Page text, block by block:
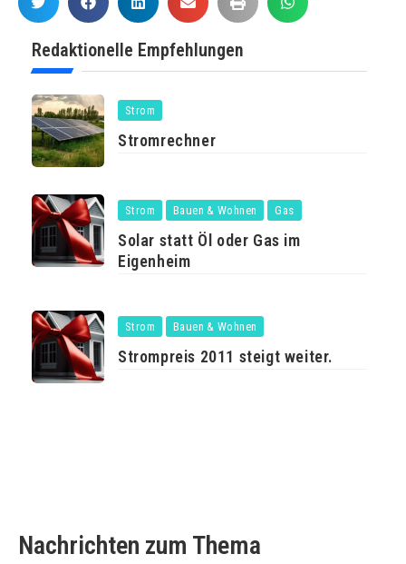
Redaktionelle Empfehlungen
Strom
Stromrechner
Strom Bauen & Wohnen Gas
Solar statt Öl oder Gas im
Eigenheim
Strom Bauen & Wohnen
Strompreis 2011 steigt weiter.
Nachrichten zum Thema